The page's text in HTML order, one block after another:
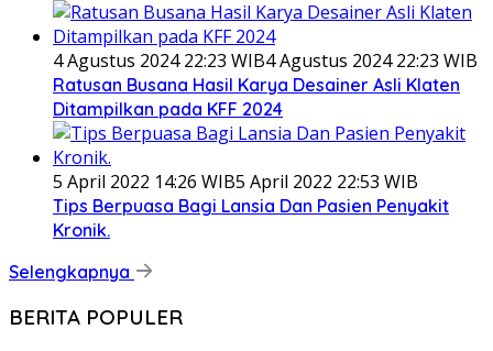
4 Agustus 2024 22:23 WIB4 Agustus 2024 22:23 WIB
Ratusan Busana Hasil Karya Desainer Asli Klaten
Ditampilkan pada KFF 2024
5 April 2022 14:26 WIB5 April 2022 22:53 WIB
Tips Berpuasa Bagi Lansia Dan Pasien Penyakit
Kronik.
Selengkapnya
BERITA POPULER